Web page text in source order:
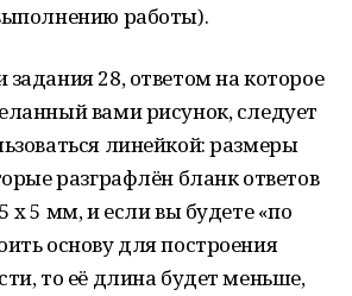
работы).
28, ответом на которое
вами рисунок, следует
линейкой: размеры
разграфлён бланк ответов
5 мм, и если вы будете «по
основу для построения
то её длина будет меньше,